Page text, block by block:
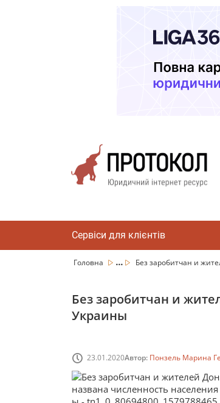
Сервіси для клієнтів
Головна ... Без заробитчан и
Без заробитчан и
Украины
23.01.2020Автор: Понзель Марина